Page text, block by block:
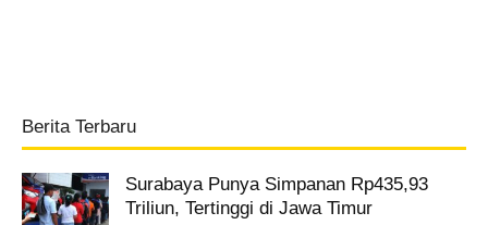
Berita Terbaru
Surabaya Punya Simpanan Rp435,93
Triliun, Tertinggi di Jawa Timur